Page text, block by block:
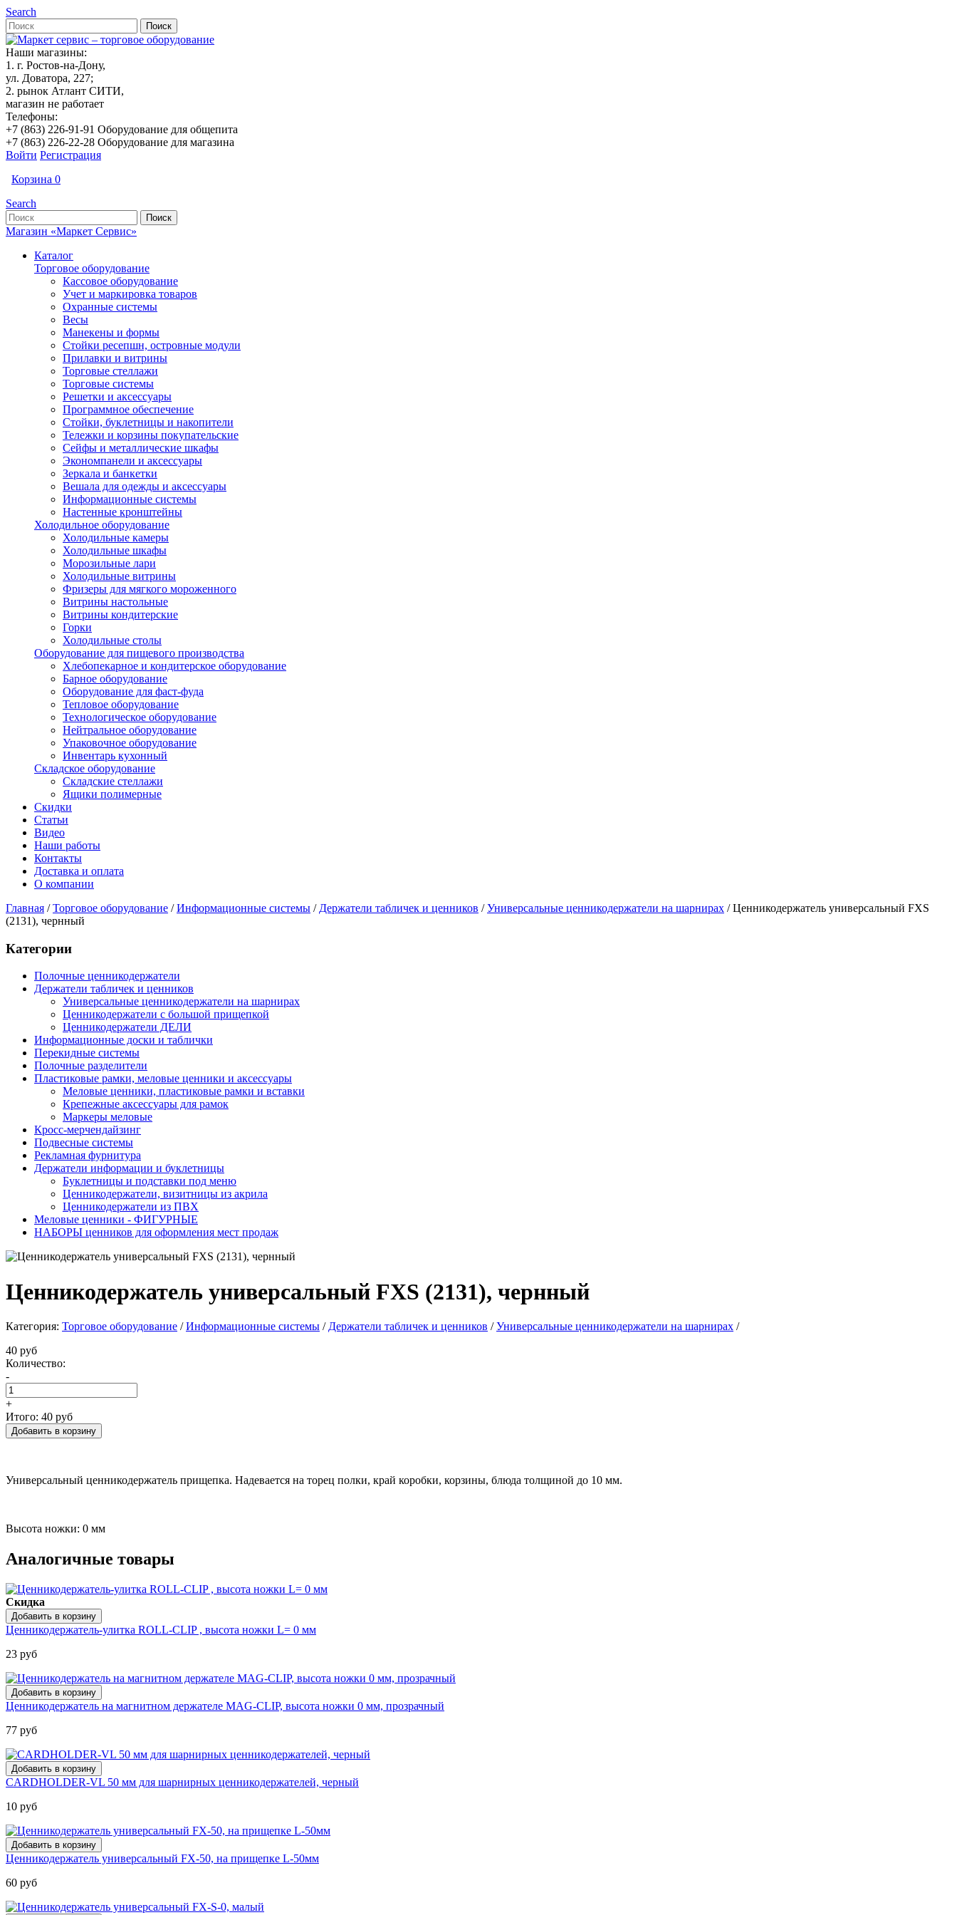
Search
Наши магазины:
1. г. Ростов-на-Дону,
ул. Доватора, 227;
2. рынок Атлант СИТИ,
магазин не работает
Телефоны:
+7 (863) 226-91-91 Оборудование для общепита
+7 (863) 226-22-28 Оборудование для магазина
Войти Регистрация
Корзина 0
Search
Магазин «Маркет Сервис»
Каталог
Торговое оборудование
Кассовое оборудование
Учет и маркировка товаров
Охранные системы
Весы
Манекены и формы
Стойки ресепшн, островные модули
Прилавки и витрины
Торговые стеллажи
Торговые системы
Решетки и аксессуары
Программное обеспечение
Стойки, буклетницы и накопители
Тележки и корзины покупательские
Сейфы и металлические шкафы
Экономпанели и аксессуары
Зеркала и банкетки
Вешала для одежды и аксессуары
Информационные системы
Настенные кронштейны
Холодильное оборудование
Холодильные камеры
Холодильные шкафы
Морозильные лари
Холодильные витрины
Фризеры для мягкого мороженного
Витрины настольные
Витрины кондитерские
Горки
Холодильные столы
Оборудование для пищевого производства
Хлебопекарное и кондитерское оборудование
Барное оборудование
Оборудование для фаст-фуда
Тепловое оборудование
Технологическое оборудование
Нейтральное оборудование
Упаковочное оборудование
Инвентарь кухонный
Складское оборудование
Складские стеллажи
Ящики полимерные
Скидки
Статьи
Видео
Наши работы
Контакты
Доставка и оплата
О компании
Главная / Торговое оборудование / Информационные системы / Держатели табличек и ценников / Универсальные ценникодержатели на шарнирах / Ценникодержатель универсальный FXS
(2131), чернный
Категории
Полочные ценникодержатели
Держатели табличек и ценников
Универсальные ценникодержатели на шарнирах
Ценникодержатели с большой прищепкой
Ценникодержатели ДЕЛИ
Информационные доски и таблички
Перекидные системы
Полочные разделители
Пластиковые рамки, меловые ценники и аксессуары
Меловые ценники, пластиковые рамки и вставки
Крепежные аксессуары для рамок
Маркеры меловые
Кросс-мерчендайзинг
Подвесные системы
Рекламная фурнитура
Держатели информации и буклетницы
Буклетницы и подставки под меню
Ценникодержатели, визитницы из акрила
Ценникодержатели из ПВХ
Меловые ценники - ФИГУРНЫЕ
НАБОРЫ ценников для оформления мест продаж
Ценникодержатель универсальный FXS (2131), чернный
Категория: Торговое оборудование / Информационные системы / Держатели табличек и ценников / Универсальные ценникодержатели на шарнирах /
40 руб
Количество:
-
+
Итого: 40 руб
Универсальный ценникодержатель прищепка. Надевается на торец полки, край коробки, корзины, блюда толщиной до 10 мм.
Высота ножки: 0 мм
Аналогичные товары
Скидка
Ценникодержатель-улитка ROLL-CLIP , высота ножки L= 0 мм
23 руб
Ценникодержатель на магнитном держателе MAG-CLIP, высота ножки 0 мм, прозрачный
77 руб
CARDHOLDER-VL 50 мм для шарнирных ценникодержателей, черный
10 руб
Ценникодержатель универсальный FX-50, на прищепке L-50мм
60 руб